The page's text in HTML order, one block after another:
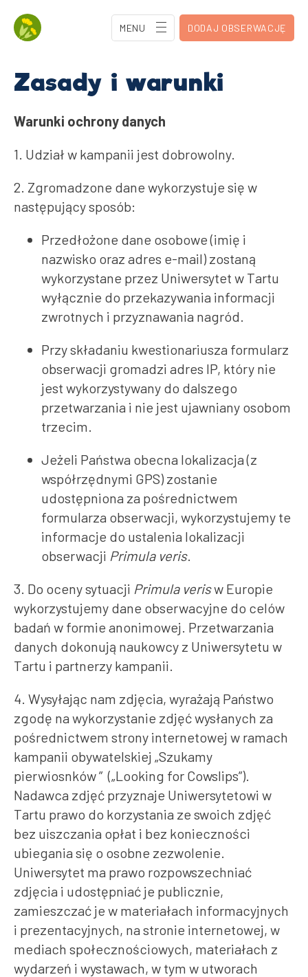
MENU DODAJ OBSERWACJĘ
Zasady i warunki
Warunki ochrony danych
1. Udział w kampanii jest dobrowolny.
2. Zgromadzone dane wykorzystuje się w
następujący sposób:
Przedłożone dane osobowe (imię i
nazwisko oraz adres e-mail) zostaną
wykorzystane przez Uniwersytet w Tartu
wyłącznie do przekazywania informacji
zwrotnych i przyznawania nagród.
Przy składaniu kwestionariusza formularz
obserwacji gromadzi adres IP, który nie
jest wykorzystywany do dalszego
przetwarzania i nie jest ujawniany osobom
trzecim.
Jeżeli Państwa obecna lokalizacja (z
współrzędnymi GPS) zostanie
udostępniona za pośrednictwem
formularza obserwacji, wykorzystujemy te
informacje do ustalenia lokalizacji
obserwacji Primula veris.
3. Do oceny sytuacji Primula verisw Europie
wykorzystujemy dane obserwacyjne do celów
badań w formie anonimowej. Przetwarzania
danych dokonują naukowcy z Uniwersytetu w
Tartu i partnerzy kampanii.
4. Wysyłając nam zdjęcia, wyrażają Państwo
zgodę na wykorzystanie zdjęć wysłanych za
pośrednictwem strony internetowej w ramach
kampanii obywatelskiej „Szukamy
pierwiosnków ” („Looking for Cowslips”).
Nadawca zdjęć przyznaje Uniwersytetowi w
Tartu prawo do korzystania ze swoich zdjęć
bez uiszczania opłat i bez konieczności
ubiegania się o osobne zezwolenie.
Uniwersytet ma prawo rozpowszechniać
zdjęcia i udostępniać je publicznie,
zamieszczać je w materiałach informacyjnych
i prezentacyjnych, na stronie internetowej, w
mediach społecznościowych, materiałach z
wydarzeń i wystawach, w tym w utworach